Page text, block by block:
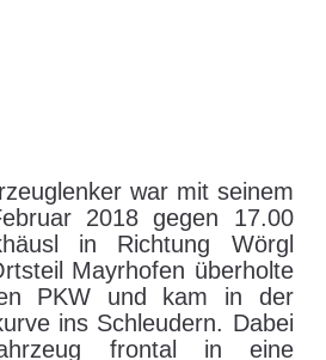
endet
–
Wörgl
Februar 2018